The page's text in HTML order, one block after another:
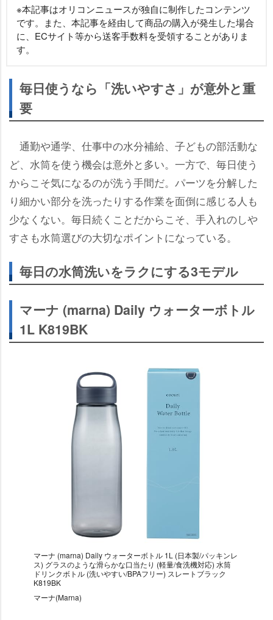
※本記事はオリコンニュースが独自に制作したコンテンツ
です。また、本記事を経由して商品の購入が発生した場合
に、ECサイト等から送客手数料を受領することがありま
す。
毎日使うなら「洗いやすさ」が意外と重
要
通勤や通学、仕事中の水分補給、子どもの部活動な
ど、水筒を使う機会は意外と多い。一方で、毎日使う
からこそ気になるのが洗う手間だ。パーツを分解した
り細かい部分を洗ったりする作業を面倒に感じる人も
少なくない。毎日続くことだからこそ、手入れのし
すさも水筒選びの大切なポイントになっている。
毎日の水筒洗いをラクにする3モデル
マーナ (marna) Daily ウォーターボトル
1L K819BK
マーナ (marna) Daily ウォーターボトル 1L (日本製/パッキンレ
ス) グラスのような滑らかな口当たり (軽量/食洗機対応) 水筒
ドリンクボトル (洗いやすい/BPAフリー) スレートブラック
K819BK
マーナ(Marna)